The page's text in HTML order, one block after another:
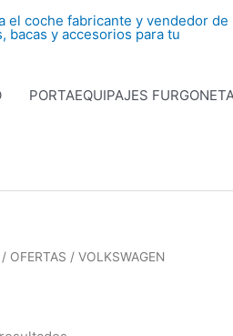
PORTAEQUIPAJES
/ OFERTAS / VOLKSWAGEN